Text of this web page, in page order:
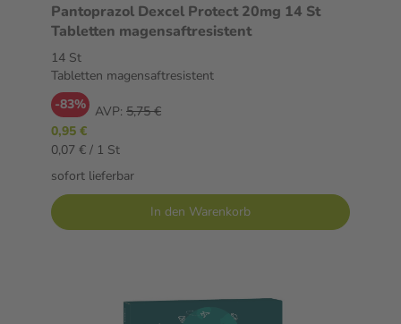
Pantoprazol Dexcel Protect 20mg 14 St
Tabletten magensaftresistent
14 St
Tabletten magensaftresistent
-83% AVP: 5,75 €
0,95 €
0,07 € / 1 St
sofort lieferbar
In den Warenkorb